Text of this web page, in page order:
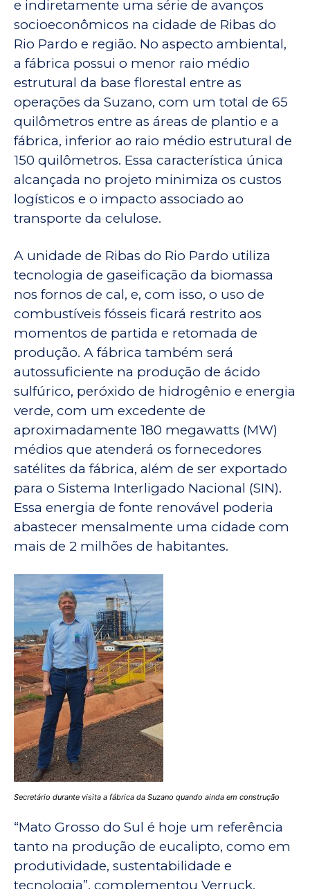
e indiretamente uma série de avanços
socioeconômicos na cidade de Ribas do
Rio Pardo e região. No aspecto ambiental,
a fábrica possui o menor raio médio
estrutural da base florestal entre as
operações da Suzano, com um total de 65
quilômetros entre as áreas de plantio e a
fábrica, inferior ao raio médio estrutural de
150 quilômetros. Essa característica única
alcançada no projeto minimiza os custos
logísticos e o impacto associado ao
transporte da celulose.
A unidade de Ribas do Rio Pardo utiliza
tecnologia de gaseificação da biomassa
nos fornos de cal, e, com isso, o uso de
combustíveis fósseis ficará restrito aos
momentos de partida e retomada de
produção. A fábrica também será
autossuficiente na produção de ácido
sulfúrico, peróxido de hidrogênio e energia
verde, com um excedente de
aproximadamente 180 megawatts (MW)
médios que atenderá os fornecedores
satélites da fábrica, além de ser exportado
para o Sistema Interligado Nacional (SIN).
Essa energia de fonte renovável poderia
abastecer mensalmente uma cidade com
mais de 2 milhões de habitantes.
Secretário durante visita a fábrica da Suzano quando ainda em construção
“Mato Grosso do Sul é hoje um referência
tanto na produção de eucalipto, como em
produtividade, sustentabilidade e
tecnologia”, complementou Verruck.